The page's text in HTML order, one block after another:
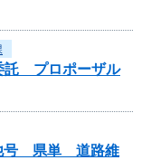
託 プロポーザル
他号 県単 道路維